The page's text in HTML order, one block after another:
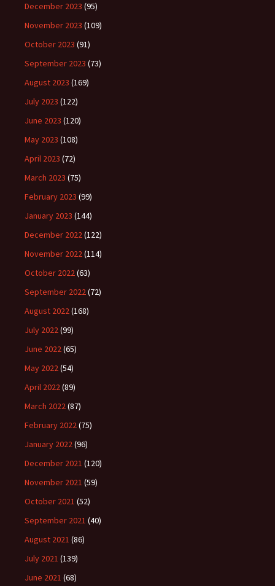
December 2023 (95)
November 2023 (109)
October 2023 (91)
September 2023 (73)
August 2023 (169)
July 2023 (122)
June 2023 (120)
May 2023 (108)
April 2023 (72)
March 2023 (75)
February 2023 (99)
January 2023 (144)
December 2022(122)
November 2022(114)
October 2022(63)
September 2022(72)
August 2022(168)
July 2022(99)
June 2022(65)
May 2022(54)
April 2022(89)
March 2022(87)
February 2022(75)
January 2022(96)
December 2021 (120)
November 2021 (59)
October 2021 (52)
September 2021 (40)
August 2021 (86)
July 2021 (139)
June 2021 (68)